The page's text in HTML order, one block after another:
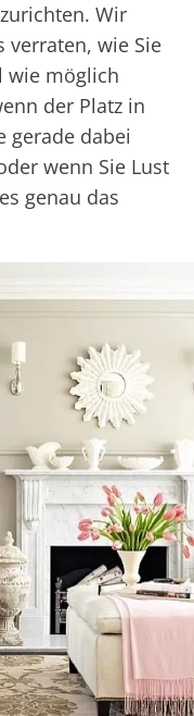
Wir
verraten, wie Sie
wie möglich
der Platz in
gerade dabei
wenn Sie Lust
genau das